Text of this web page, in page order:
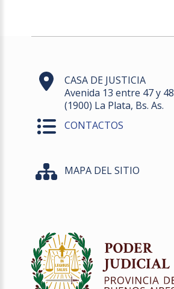
CASA DE JUSTICIA
Avenida 13 entre 47 y 48
(1900) La Plata, Bs. As.
CONTACTOS
MAPA DEL SITIO